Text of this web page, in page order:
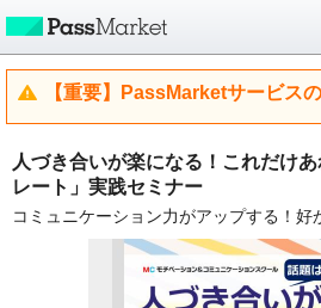
【重要】PassMarketサービス
人づき合いが楽になる！これだけ
レート」実践セミナー
コミュニケーション力がアップする！好